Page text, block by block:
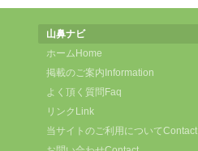
山鼻ナビ
ホームHome
掲載のご案内Information
よく頂く質問Faq
リンク Link
当サイトのご利用についてContact